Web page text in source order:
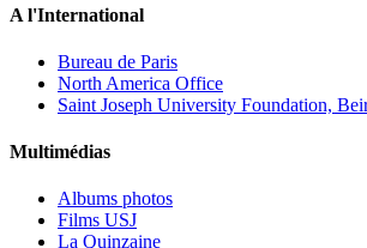
A l'International
Bureau de Paris
North America Office
Saint Joseph University Foundation,
Multimédias
Albums photos
Films USJ
La Quinzaine